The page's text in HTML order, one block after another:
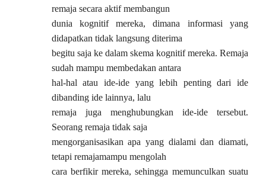
remaja secara aktif membangun
dunia kognitif mereka, dimana informasi yang
didapatkan tidak langsung diterima
begitu saja ke dalam skema kognitif mereka. Remaja
sudah mampu membedakan antara
hal-hal atau ide-ide yang lebih penting dari ide
dibanding ide lainnya, lalu
remaja juga menghubungkan ide-ide tersebut.
Seorang remaja tidak saja
mengorganisasikan apa yang dialami dan diamati,
tetapi remajamampu mengolah
cara berfikir mereka, sehingga memunculkan suatu